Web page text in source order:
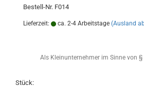
Bestell-Nr. F014
Lieferzeit: ca. 2-4 Arbeitstage (Ausland
Als Kleinunternehmer im Sinne von §
Stück: